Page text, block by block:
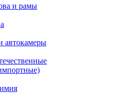
и рамы
автокамеры